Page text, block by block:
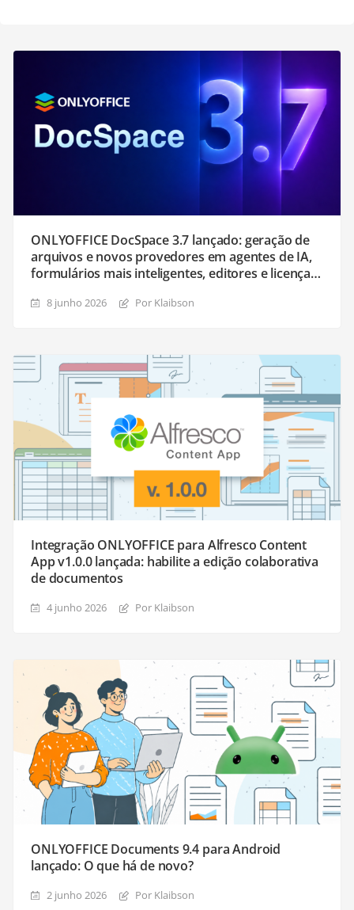
ONLYOFFICE DocSpace 3.7 lançado: geração de
arquivos e novos provedores em agentes de IA,
formulários mais inteligentes, editores e licença
8 junho 2026 Por Klaibson
Integração ONLYOFFICE para Alfresco Content
App v1.0.0 lançada: habilite a edição colaborativa
de documentos
4 junho 2026 Por Klaibson
ONLYOFFICE Documents 9.4 para Android
lançado: O que há de novo?
2 junho 2026 Por Klaibson